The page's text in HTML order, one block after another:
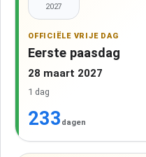
2027
OFFICIËLE VRIJE DAG
Eerste paasdag
28 maart 2027
1 dag
233 dagen